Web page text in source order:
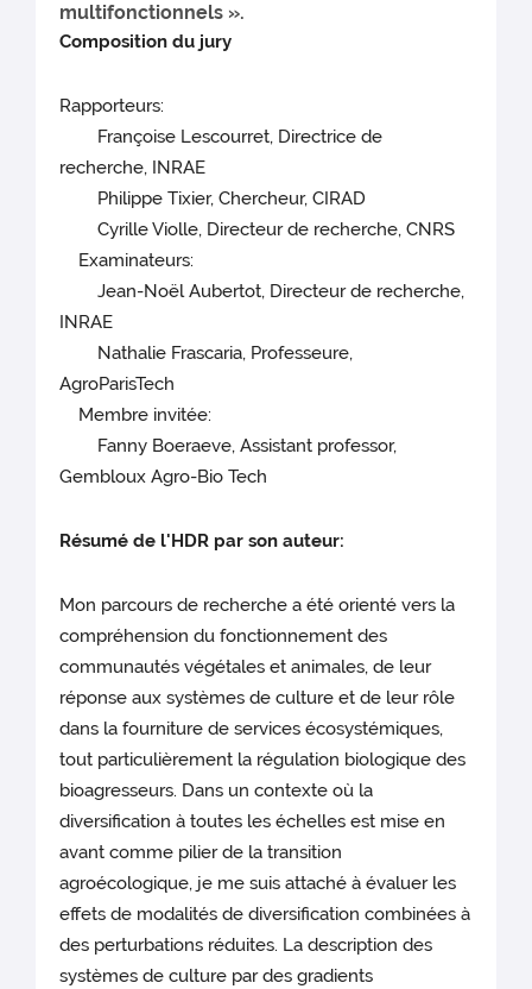
multifonctionnels ».
Composition du jury
Rapporteurs:
Françoise Lescourret, Directrice de
recherche, INRAE
Philippe Tixier, Chercheur, CIRAD
Cyrille Violle, Directeur de recherche, CNRS
Examinateurs:
Jean-Noël Aubertot, Directeur de recherche,
INRAE
Nathalie Frascaria, Professeure,
AgroParisTech
Membre invitée:
Fanny Boeraeve, Assistant professor,
Gembloux Agro-Bio Tech
Résumé de l'HDR par son auteur:
Mon parcours de recherche a été orienté vers la
compréhension du fonctionnement des
communautés végétales et animales, de leur
réponse aux systèmes de culture et de leur rôle
dans la fourniture de services écosystémiques,
tout particulièrement la régulation biologique des
bioagresseurs. Dans un contexte où la
diversification à toutes les échelles est mise en
avant comme pilier de la transition
agroécologique, je me suis attaché à évaluer les
effets de modalités de diversification combinées à
des perturbations réduites. La description des
systèmes de culture par des gradients